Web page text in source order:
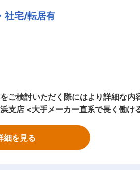
社宅/転居有
いただく際にはより詳細な内容をお伝
細を見る